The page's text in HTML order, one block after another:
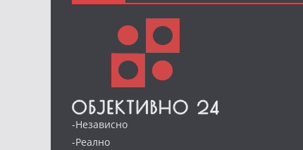
-Независно
-Реално